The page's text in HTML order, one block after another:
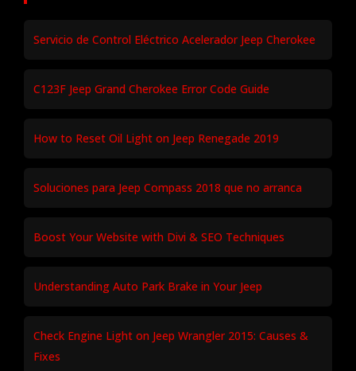
Servicio de Control Eléctrico Acelerador Jeep Cherokee
C123F Jeep Grand Cherokee Error Code Guide
How to Reset Oil Light on Jeep Renegade 2019
Soluciones para Jeep Compass 2018 que no arranca
Boost Your Website with Divi & SEO Techniques
Understanding Auto Park Brake in Your Jeep
Check Engine Light on Jeep Wrangler 2015: Causes &
Fixes